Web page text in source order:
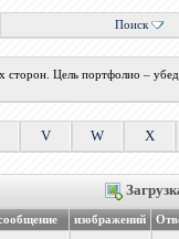
Поиск
сторон. Цель портфолио –
V W X
изображений